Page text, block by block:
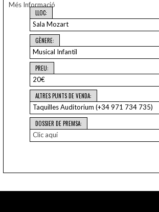
Més Informació
LLOC:
Sala Mozart
GÈNERE:
Musical Infantil
PREU:
20€
ALTRES PUNTS DE VENDA:
Taquilles Auditorium (+34 971 734 735)
DOSSIER DE PREMSA:
Clic aquí